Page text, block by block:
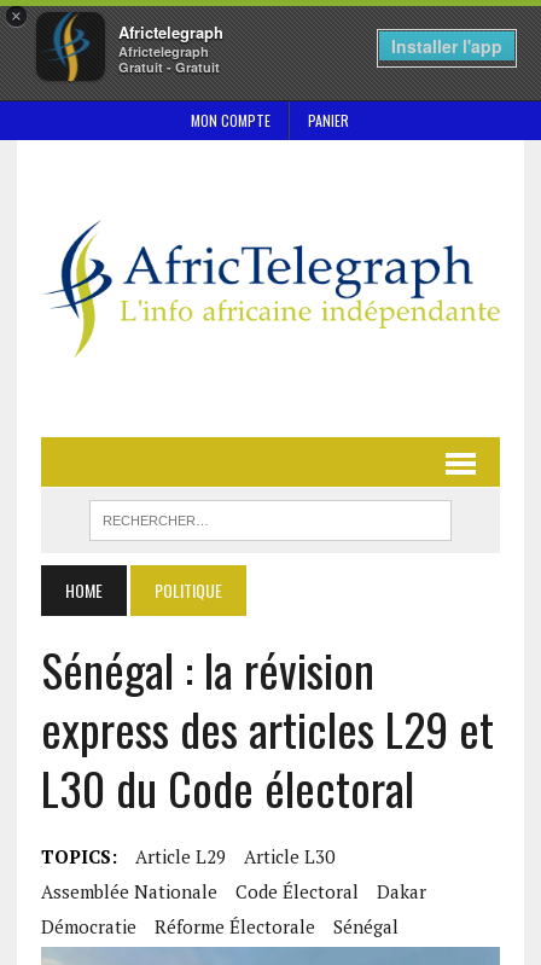
×
Africtelegraph
Africtelegraph
Gratuit - Gratuit
Installer l'app
MON COMPTE PANIER
HOME POLITIQUE
Sénégal : la révision
express des articles L29 et
L30 du Code électoral
TOPICS: Article L29
Article L30
Assemblée Nationale
Code Électoral
Dakar
Démocratie
Réforme Électorale Sénégal